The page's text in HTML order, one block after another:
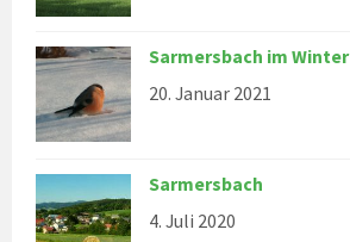
Sarmersbach im Winter
20. Januar 2021
Sarmersbach
4. Juli 2020